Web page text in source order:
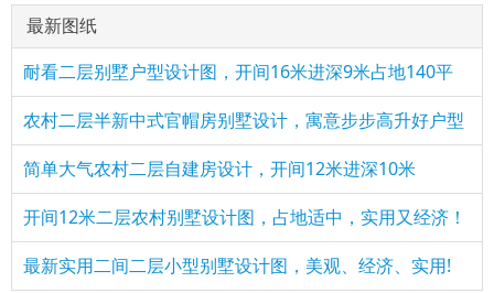
最新图纸
耐看二层别墅户型设计图，开间16米进深9米占地140平
农村二层半新中式官帽房别墅设计，寓意步步高升好户型
简单大气农村二层自建房设计，开间12米进深10米
开间12米二层农村别墅设计图，占地适中，实用又经济！
最新实用二间二层小型别墅设计图，美观、经济、实用!